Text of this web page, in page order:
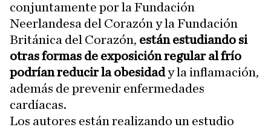
conjuntamente por la Fundación
Neerlandesa del Corazón y la Fundación
Británica del Corazón, están estudiando si
otras formas de exposición regular al frío
podrían reducir la obesidady la inflamación,
además de prevenir enfermedades
cardíacas.
Los autores están realizando un estudio